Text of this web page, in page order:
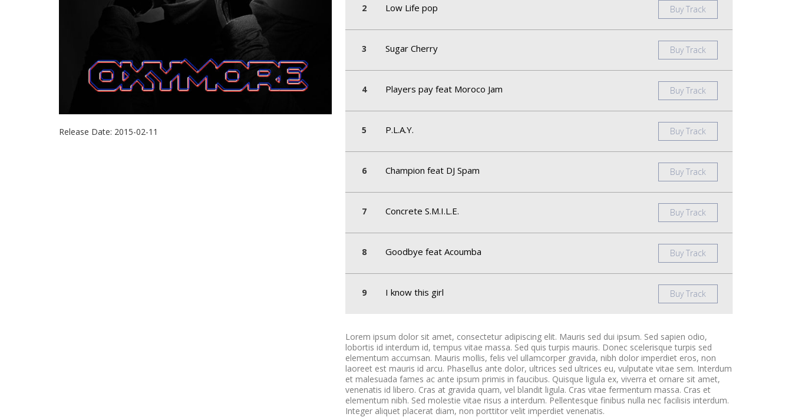
Release Date: 2015-02-11
Buy Track
Low Life pop
Buy Track
Sugar Cherry
Buy Track
Players pay feat Moroco Jam
Buy Track
P.L.A.Y.
Buy Track
Champion feat DJ Spam
Buy Track
Concrete S.M.I.L.E.
Buy Track
Goodbye feat Acoumba
Buy Track
I know this girl
Lorem ipsum dolor sit amet, consectetur adipiscing elit. Mauris sed dui ipsum. Sed sapien odio,
lobortis id interdum id, tempus vitae massa. Sed quis turpis mauris. Donec scelerisque turpis sed
elementum accumsan. Mauris mollis, felis vel ullamcorper gravida, nibh dolor imperdiet eros, non
laoreet est mauris id arcu. Phasellus ante dolor, ultrices sed ultrices eu, vulputate vitae sem. Interdum
et malesuada fames ac ante ipsum primis in faucibus. Quisque ligula ex, viverra et ornare sit amet,
venenatis id libero. Cras at gravida quam, vel blandit ligula. Cras vitae fermentum massa. Cras et
elementum nibh. Sed molestie vitae risus a interdum. Pellentesque finibus nulla nec facilisis interdum.
Integer aliquet placerat diam, non porttitor velit imperdiet venenatis.